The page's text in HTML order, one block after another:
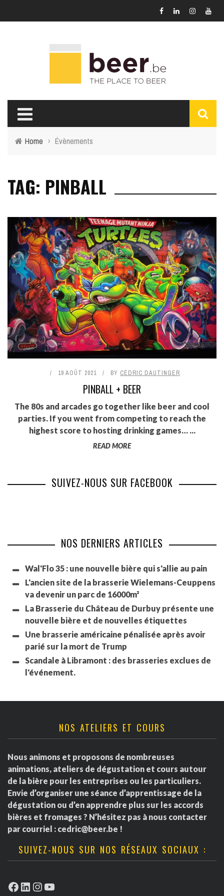
Home › Évènements
TAG: PINBALL
19 AOÛT 2021 BY CÉDRIC DAUTINGER
PINBALL + BEER
The 80s and arcades go together like beer and cool
parties. If you went from competing to reach the
highest score to hosting drinking games… ...
READ MORE
SUIVEZ-NOUS SUR FACEBOOK
NOS DERNIERS ARTICLES
Wal'Flo 35 : une nouvelle bière qui s'allie au pain
L'ancien site de la brasserie Wielemans-Ceuppens
va devenir un parc de 16000m²
La Brasserie du Château de Durbuy présente une
nouvelle bière et de nouvelles étiquettes
Une brasserie américaine pénalisée après avoir
parié sur la mort de Trump
Scandale à Libramont : des brasseries exclues de
l'événement.
NOS ATELIERS ET COURS
Nous animons et proposons de nombreuses
animations, ateliers de dégustation et cours autour
de la bière pour les entreprises ou les particuliers.
Envie d’organiser une séance d’apprentissage de la
dégustation ou d’en apprendre plus sur les accords
bières et fromages ? N’hésitez pas à nous contacter
par courriel : cedric@beer.be !
SUIVEZ-NOUS SUR NOS RÉSEAUX SOCIAUX :
Facebook
LinkedIn
Instagram
YouTube